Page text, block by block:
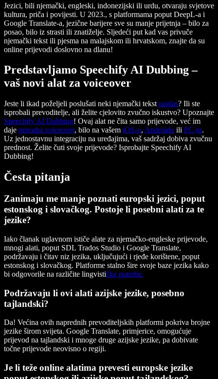
Jezici, bili njemački, engleski, indonezijski ili urdu, otvaraju svjetove
kultura, priča i povijesti. U 2023., s platformama poput DeepL-a i
Google Translate-a, jezične barijere sve su manje prijetnja – bilo za
posao, bilo iz strasti ili znatiželje. Sljedeći put kad vas privuče
njemački tekst ili pjesma na malajskom ili hrvatskom, znajte da su
online prijevodi doslovno na dlanu!
Predstavljamo Speechify AI Dubbing –
vaš novi alat za voiceover
Jeste li ikad poželjeli poslušati neki njemački tekst naglas? Ili ste
isprobali prevoditelje, ali želite cjelovito zvučno iskustvo? Upoznajte
Speechify AI Dubbing! Ovaj alat ne čita samo prijevode, već im
daje prirodni voiceover, bilo na vašem iOS-u, Androidu ili PC-ju.
Uz jednostavnu integraciju na uređajima, vaš sadržaj dobiva zvučnu
prednost. Želite čuti svoje prijevode? Isprobajte Speechify AI
Dubbing!
Česta pitanja
Zanimaju me manje poznati europski jezici, poput
estonskog i slovačkog. Postoje li posebni alati za te
jezike?
Iako članak uglavnom ističe alate za njemačko-engleske prijevode,
mnogi alati, poput SDL Trados Studio i Google Translate,
podržavaju i čitav niz jezika, uključujući i rjeđe korištene, poput
estonskog i slovačkog. Platforme stalno šire svoje baze jezika kako
bi odgovorile na različite lingvističke potrebe.
Podržavaju li ovi alati azijske jezike, posebno
tajlandski?
Da! Većina ovih naprednih prevoditeljskih platformi pokriva brojne
jezike širom svijeta. Google Translate, primjerice, omogućuje
prijevod na tajlandski i mnoge druge azijske jezike, pa dobivate
točne prijevode neovisno o regiji.
Je li teže online alatima prevesti europske jezike